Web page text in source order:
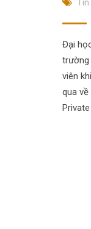
Đại
trường
viên
qua